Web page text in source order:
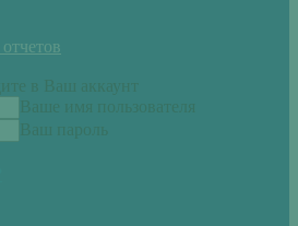
в Ваш аккаунт
Ваше имя пользователя
Ваш пароль